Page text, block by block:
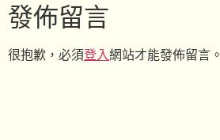
發佈留言
很抱歉，必須登入網站才能發佈留言。